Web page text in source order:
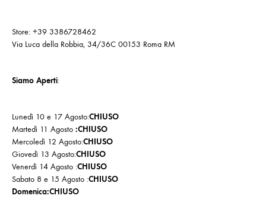
Store: +39 3386728462
Via Luca della Robbia, 34/36C 00153 Roma RM
Siamo Aperti:
Lunedì 10 e 17 Agosto:CHIUSO
Martedì 11 Agosto :CHIUSO
Mercoledì 12 Agosto:CHIUSO
Giovedì 13 Agosto:CHIUSO
Venerdì 14 Agosto :CHIUSO
Sabato 8 e 15 Agosto :CHIUSO
Domenica:CHIUSO